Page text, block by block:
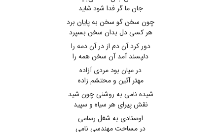
جان ما گر فدا شود شاید
چون سخن گو سخن به پایان برد
هر کسی دل بدان سخن بسپرد
دور کرد آن دم از در آن دمه را
دلپسند آمد آن سخن همه را
در میان بود مردی آزاده
مهتر آئین و محتشم زاده
شیده نامی به روشنی چون شید
نقش پیرای هر سیاه و سپید
اوستادی به شغل رسامی
در مساحت مهندسی نامی